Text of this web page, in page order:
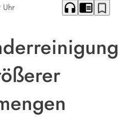
Uhr headphones chrome_reader_mode bookmark_border